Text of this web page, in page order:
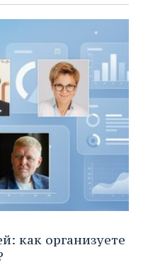
как организуете